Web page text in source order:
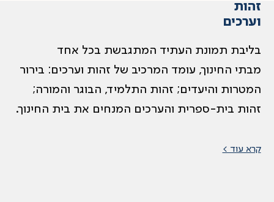
זהות
וערכים
בליבת תמונת העתיד המתגבשת בכל אחד
מבתי החינוך, עומד המרכיב של זהות וערכים: בירור
המטרות והיעדים; זהות התלמיד, הבוגר והמורה;
זהות בית-ספרית והערכים המנחים את בית החינוך.
קרא עוד >